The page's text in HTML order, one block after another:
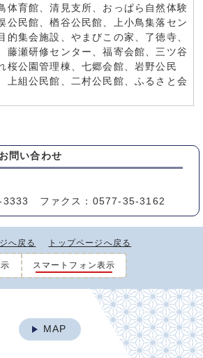
体育館、清見支所、おっぱら自然体験
公民館、楢谷公民館、上小鳥集落セン
的集会施設、やまびこの家、了徳寺、
藤瀬研修センター、福寄会館、三ツ谷
桜公園管理棟、七郷会館、岩野公民
上組公民館、二村公民館、ふるさと会
お問い合わせ
3333 ファクス：0577-35-3162
へ戻る トップページへ戻る
スマートフォン表示
MAP